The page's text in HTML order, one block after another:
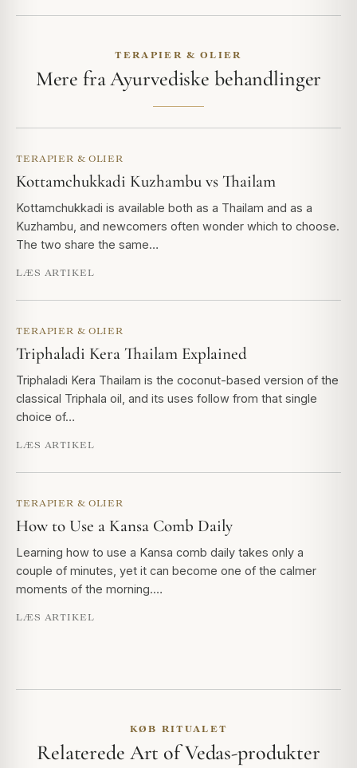
TERAPIER & OLIER
Mere fra Ayurvediske behandlinger
TERAPIER & OLIER
Kottamchukkadi Kuzhambu vs Thailam
Kottamchukkadi is available both as a Thailam and as a
Kuzhambu, and newcomers often wonder which to choose.
The two share the same…
LÆS ARTIKEL
TERAPIER & OLIER
Triphaladi Kera Thailam Explained
Triphaladi Kera Thailam is the coconut-based version of the
classical Triphala oil, and its uses follow from that single
choice of…
LÆS ARTIKEL
TERAPIER & OLIER
How to Use a Kansa Comb Daily
Learning how to use a Kansa comb daily takes only a
couple of minutes, yet it can become one of the calmer
moments of the morning.…
LÆS ARTIKEL
KØB RITUALET
Relaterede Art of Vedas-produkter